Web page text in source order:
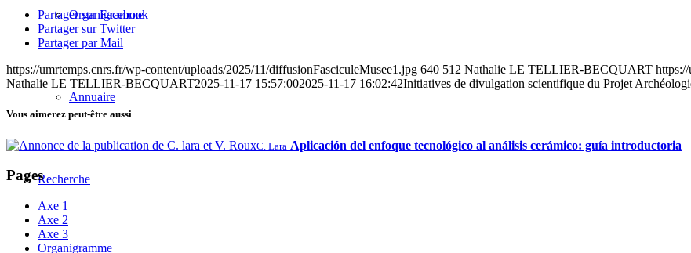
Organigramme
Annuaire
Recherche
Partager sur Facebook
Partager sur Twitter
Partager par Mail
https://umrtemps.cnrs.fr/wp-content/uploads/2025/11/diffusionFasciculeMusee1.jpg 640 512 Nathalie LE TELLIER-BECQUART
Nathalie LE TELLIER-BECQUART2025-11-17 15:57:002025-11-17 16:02:42Initiatives de divulgation scientifique du Projet
Vous aimerez peut-être aussi
C. Lara Aplicación del enfoque tecnológico al análisis cerámico: guía introductoria
Pages
Axe 1
Axe 2
Axe 3
Organigramme